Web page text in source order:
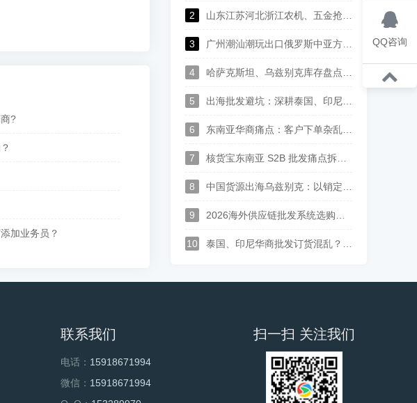
?
加业务员？
路，用一套系统完成多语言协同、进销
货、跨境财务对账，成为白云皮具、美
设施。
2 山东江苏河北浙江农机、五金抢抓中亚出口机遇，核货宝中俄哈乌兹语S2B2B供应链系统助力批发企业数字化转型
3 广州潮汕潮玩出口俄罗斯中亚方案：核货宝中俄哈语供应链批发系统赋能玩具行业数字化运营
4 哈萨克斯坦、乌兹别克库存盘点太麻烦？这套中俄哈语进销存，广州佛山可上门演示
5 出海批发避坑：深耕泰国、印尼、中亚华商，一套中英泰马来印尼俄哈语供应链系统打通跨境分销
6 东南亚华商痛点：客户下单杂乱、语言沟通难？多语言 S2B2B 订货系统解决方案
7 核货宝东南亚 S2B 批发痛点拆解--上游供应商对账、供货、履约实现全链路数字化
8 中国货源出海乌兹别克：以销定采中亚供应链落地，批发订单自动转采购、多供应商整单集货方案
9 2026海外供应链批发系统选购指南：支持供应商入驻、多语种经销商订货平台推荐
10 泰国、印尼华商批发订货混乱？广州本地化进销存，一站式搞定跨境分销
QQ咨询
联系我们
电话： 15918671994
微信： 15918671994
扫一扫 关注我们